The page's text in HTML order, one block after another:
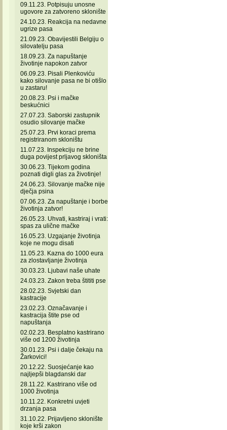
09.11.23. Potpisuju unosne
ugovore za zatvoreno sklonište
24.10.23. Reakcija na nedavne
ugrize pasa
21.09.23. Obavijestili Belgiju o
silovatelju pasa
18.09.23. Za napuštanje
životinje napokon zatvor
06.09.23. Pisali Plenkoviću
kako silovanje pasa ne bi otišlo
u zastaru!
20.08.23. Psi i mačke
beskućnici
27.07.23. Saborski zastupnik
osudio silovanje mačke
25.07.23. Prvi koraci prema
registriranom skloništu
11.07.23. Inspekciju ne brine
duga povijest prljavog skloništa
30.06.23. Tijekom godina
poznati digli glas za životinje!
24.06.23. Silovanje mačke nije
dječja psina
07.06.23. Za napuštanje i borbe
životinja zatvor!
26.05.23. Uhvati, kastriraj i vrati:
spas za ulične mačke
16.05.23. Uzgajanje životinja
koje ne mogu disati
11.05.23. Kazna do 1000 eura
za zlostavljanje životinja
30.03.23. Ljubavi naše uhate
24.03.23. Zakon treba štititi pse
28.02.23. Svjetski dan
kastracije
23.02.23. Označavanje i
kastracija štite pse od
napuštanja
02.02.23. Besplatno kastrirano
više od 1200 životinja
30.01.23. Psi i dalje čekaju na
Žarkovici!
20.12.22. Suosjećanje kao
najljepši blagdanski dar
28.11.22. Kastrirano više od
1000 životinja
10.11.22. Konkretni uvjeti
drzanja pasa
31.10.22. Prijavljeno sklonište
koje krši zakon